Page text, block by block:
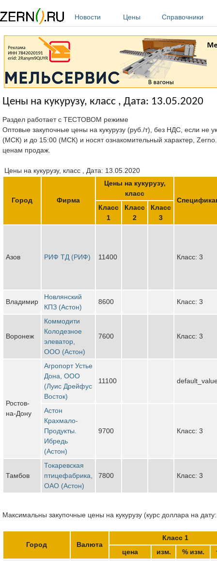
Новости
Цены Справочники
Цены на кукурузу, класс , Дата: 13.05.2020
Раздел работает с ТЕСТОВОМ режиме
Оптовые закупочные цены на кукурузу (руб./т), без НДС, если не
(МСК) и до 15:00 (МСК) и носят ознакомительный характер,
ценам продаж.
Цены на кукурузу, класс , Дата: 13.05.2020
Город Фирма
Цены на кукурузу,
класс
Класс
1
Класс
2
Класс
3
Азов РИФ ТД (РИФ) 11400 Класс: 3
Владимир
Новлянский
КПЗ (Астон)
8600 Класс: 3
Воронеж
Коммодити
Колодезное
элеватор,
ООО (Астон)
7600 Класс: 3
Ростов-
на-Дону
Агропорт Устье
Дона, ООО
(Луис Дрейфус
Восток)
11100
Астон
Крахмало-
Продукты.
Ибредь
(Астон)
9700 Класс: 3
Тамбов
Токаревская
птицефабрика,
ОАО (Астон)
7800 Класс: 3
Максимальны закупочные цены на кукурузу (курс доллара на
Город Валюта
Класс 1
цена
изм. % изм.